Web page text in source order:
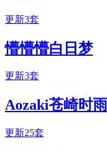
更新3套
懵懵懵白日梦
更新3套
Aozaki苍崎时雨
更新25套